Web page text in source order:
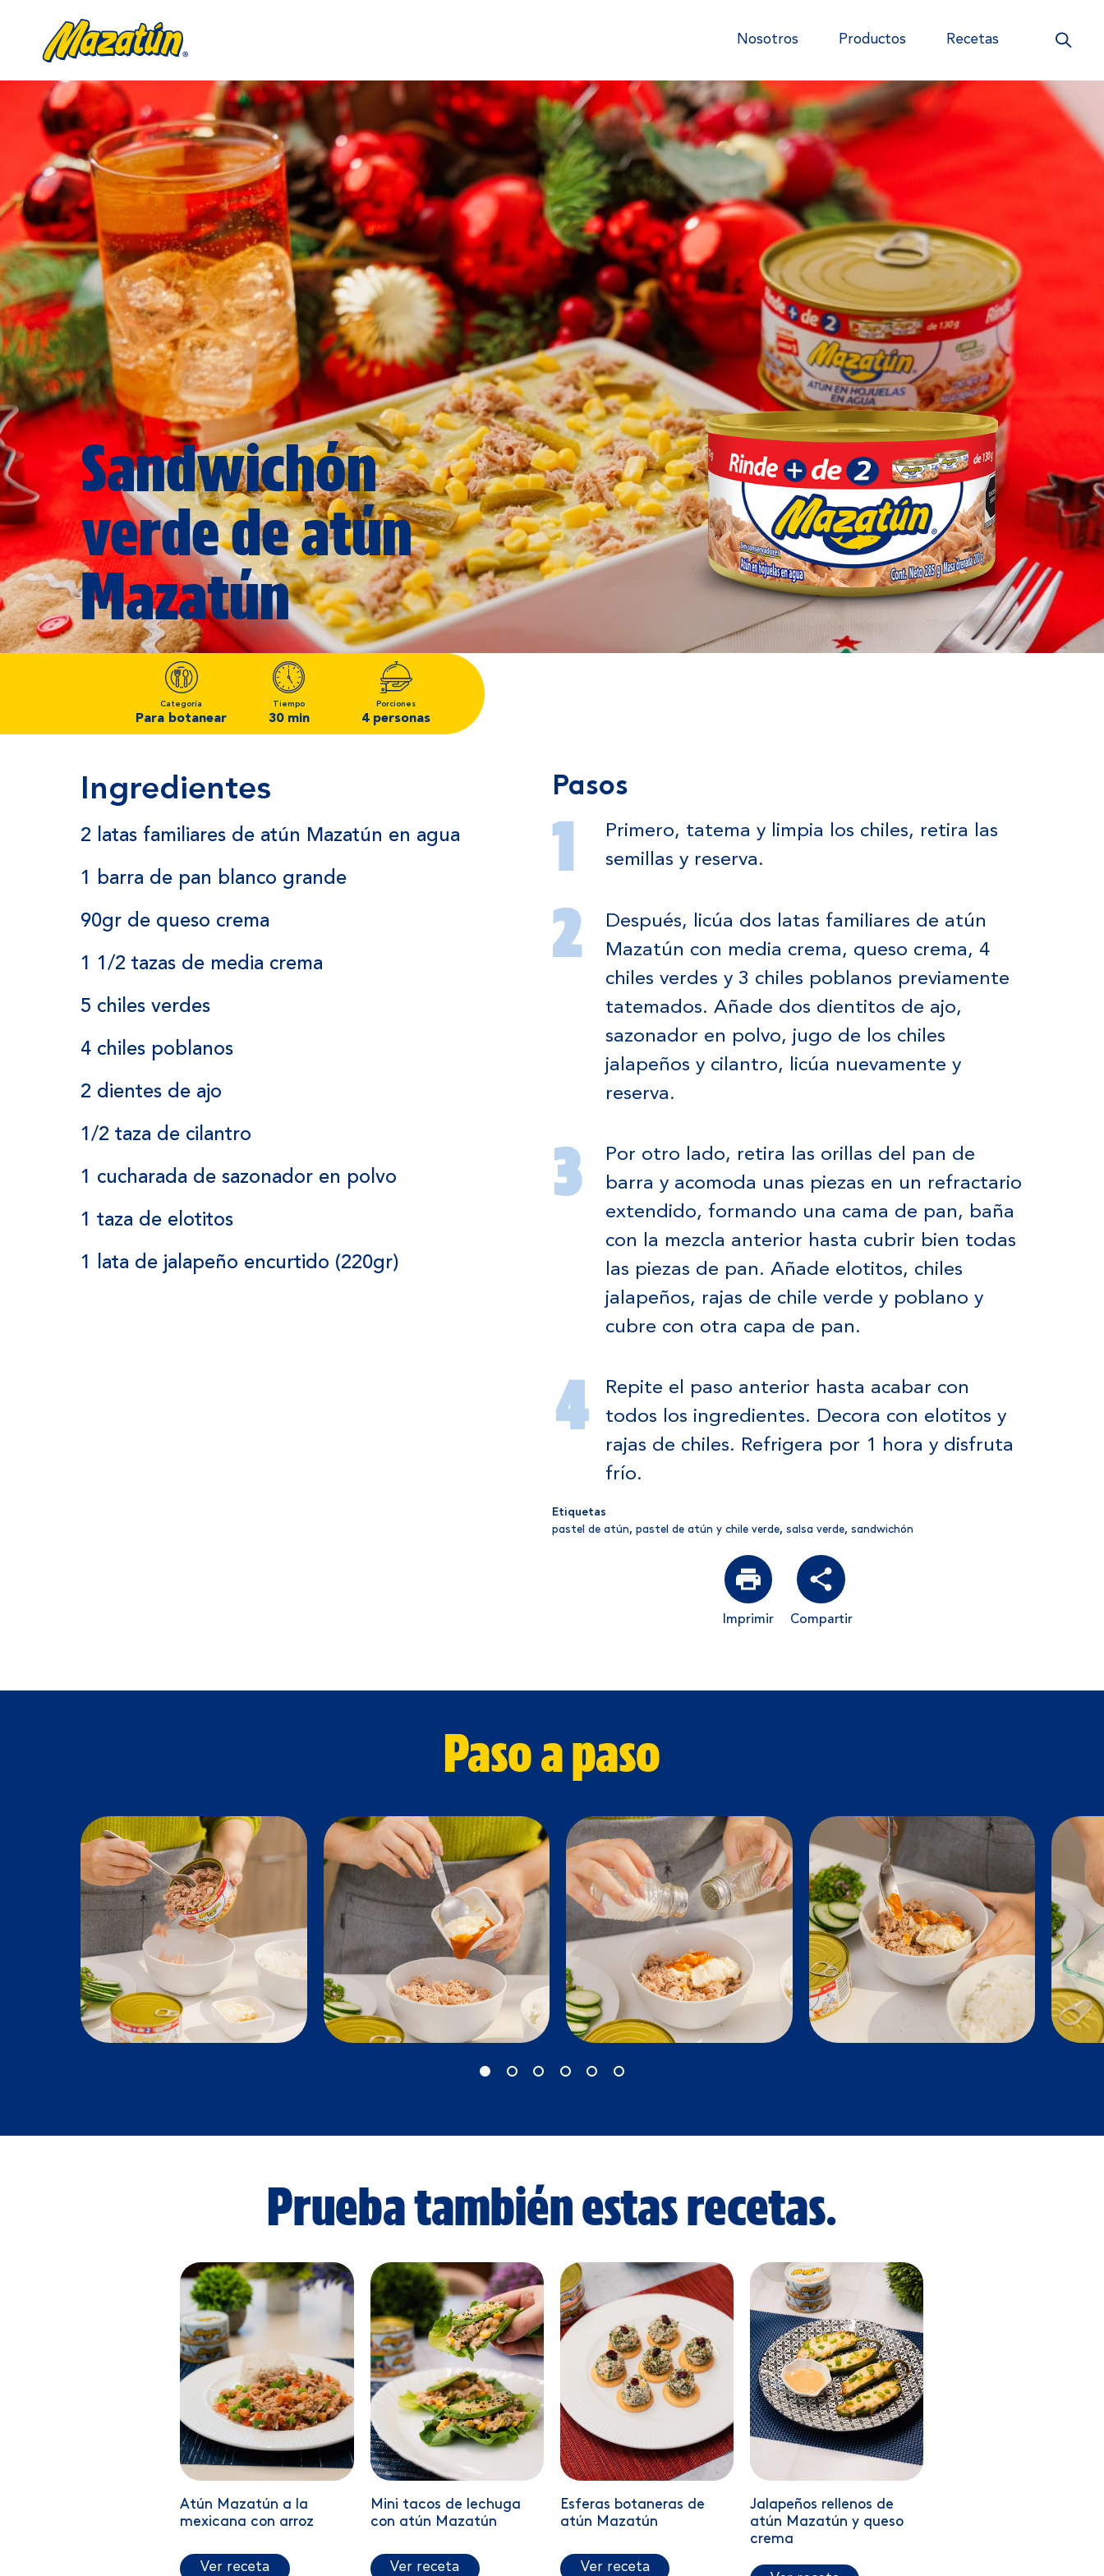
Nosotros Productos Recetas
Sandwichón
verde de atún
Mazatún
Categoría
Para botanear
Tiempo
30 min
Porciones
4 personas
Ingredientes
2 latas familiares de atún Mazatún en agua
1 barra de pan blanco grande
90gr de queso crema
1 1/2 tazas de media crema
5 chiles verdes
4 chiles poblanos
2 dientes de ajo
1/2 taza de cilantro
1 cucharada de sazonador en polvo
1 taza de elotitos
1 lata de jalapeño encurtido (220gr)
Pasos
Primero, tatema y limpia los chiles, retira las
semillas y reserva.
Después, licúa dos latas familiares de atún
Mazatún con media crema, queso crema, 4
chiles verdes y 3 chiles poblanos previamente
tatemados. Añade dos dientitos de ajo,
sazonador en polvo, jugo de los chiles
jalapeños y cilantro, licúa nuevamente y
reserva.
Por otro lado, retira las orillas del pan de
barra y acomoda unas piezas en un refractario
extendido, formando una cama de pan, baña
con la mezcla anterior hasta cubrir bien todas
las piezas de pan. Añade elotitos, chiles
jalapeños, rajas de chile verde y poblano y
cubre con otra capa de pan.
Repite el paso anterior hasta acabar con
todos los ingredientes. Decora con elotitos y
rajas de chiles. Refrigera por 1 hora y disfruta
frío.
Etiquetas
pastel de atún, pastel de atún y chile verde, salsa verde, sandwichón
Imprimir Compartir
Paso a paso
Prueba también estas recetas.
Atún Mazatún a la
mexicana con arroz
Ver receta
Mini tacos de lechuga
con atún Mazatún
Ver receta
Esferas botaneras de
atún Mazatún
Ver receta
Jalapeños rellenos de
atún Mazatún y queso
crema